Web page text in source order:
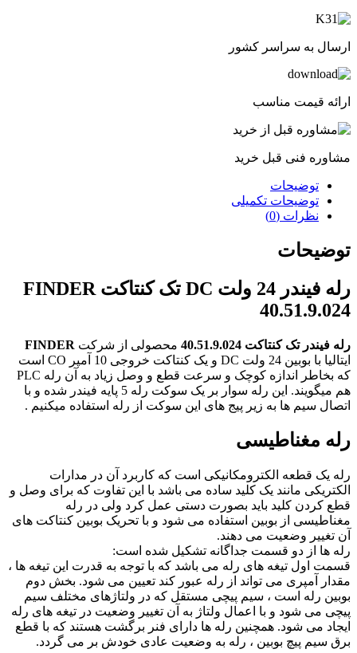
ارسال به سراسر کشور
ارائه قیمت مناسب
مشاوره فنی قبل خرید
توضیحات
توضیحات تکمیلی
نظرات (0)
توضیحات
رله فیندر
24 ولت DC تک کنتاکت FINDER
40.51.9.024
رله فیندر تک کنتاکت 40.51.9.024 محصولی از شرکت FINDER
ایتالیا با بوبین 24 ولت DC و یک کنتاکت خروجی 10 آمپر CO است
که بخاطر اندازه کوچک و سرعت قطع و وصل زیاد به آن رله PLC
هم میگویند. این رله سوار بر یک سوکت رله 5 پایه فیندر شده و با
اتصال سیم ها به زیر پیج های این سوکت از رله استفاده میکنیم .
رله مغناطیسی
رله یک قطعه الکترومکانیکی است که کاربرد آن در مدارات
الکتریکی مانند یک کلید ساده می باشد با این تفاوت که برای وصل و
قطع کردن کلید باید بصورت دستی عمل کرد ولی در رله
مغناطیسی از بوبین استفاده می شود و با تحریک بوبین کنتاکت های
آن تغییر وضعیت می ­دهند.
رله ها از دو قسمت جداگانه تشکیل شده است:
قسمت اول تیغه های رله می باشد که با توجه به قدرت این تیغه ها ،
مقدار آمپری می تواند از رله عبور کند تعیین می شود. بخش دوم
بوبین رله است ، سیم پیچی مستقل که در ولتاژهای مختلف سیم
پیچی می شود و با اعمال ولتاژ به آن تغییر وضعیت در تیغه های رله
ایجاد می شود. همچنین رله ها دارای فنر برگشت هستند که با قطع
برق سیم پیچ بوبین ، رله به وضعیت عادی خودش بر می گردد.